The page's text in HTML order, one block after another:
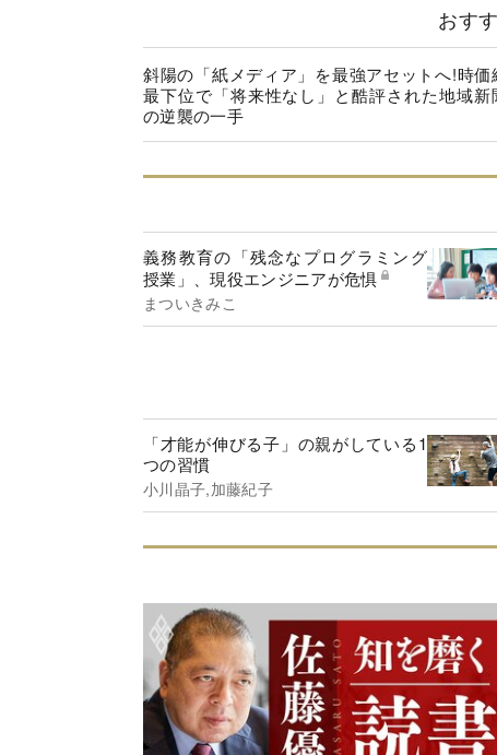
おす
斜陽の「紙メディア」を最強アセットへ!時価
最下位で「将来性なし」と酷評された地域新
の逆襲の一手
義務教育の「残念なプログラミング
授業」、現役エンジニアが危惧
まついきみこ
「才能が伸びる子」の親がしている1
つの習慣
小川晶子,加藤紀子